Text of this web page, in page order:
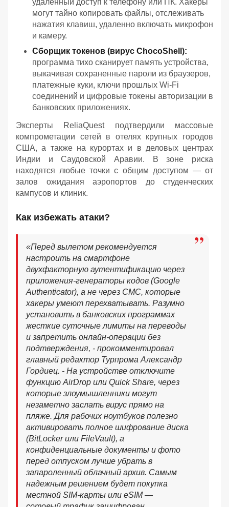
могут тайно копировать файлы, отслеживать
нажатия клавиш, удаленно включать микрофон
и камеру.
Сборщик токенов (вирус ChocoShell):
программа тихо сканирует память устройства,
выкачивая сохраненные пароли из браузеров,
платежные куки, ключи прошлых Wi-Fi
соединений и цифровые токены авторизации в
банковских приложениях.
Эксперты ReliaQuest подтвердили массовые
компрометации сетей в отелях крупных городов
США, а также на курортах и в деловых центрах
Индии и Саудовской Аравии. В зоне риска
находятся любые точки с общим доступом — от
залов ожидания аэропортов до студенческих
кампусов и клиник.
Как избежать атаки?
«Перед вылетом рекомендуется
настроить на смартфоне
двухфакторную аутентификацию через
приложения-генераторы кодов (Google
Authenticator), а не через СМС, которые
хакеры умеют перехватывать. Разумно
установить в банковских программах
жесткие суточные лимиты на переводы
и запретить онлайн-операции без
подтверждения, - прокомментировал
главный редактор Турпрома Александр
Гордиец. - На устройстве отключите
функцию AirDrop или Quick Share, через
которые злоумышленники могут
незаметно заслать вирус прямо на
пляже. Для рабочих ноутбуков полезно
активировать полное шифрование диска
(BitLocker или FileVault), а
конфиденциальные документы и фото
перед отпуском лучше убрать в
запароленный облачный архив. Самым
надежным решением будет покупка
местной SIM-карты или eSIM —